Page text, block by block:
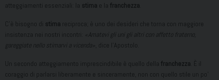
atteggiamenti essenziali: la stima e la franchezza
C’è bisogno di stima reciproca; è uno dei desideri che torna con maggiore
insistenza nei nostri incontri:
«Amatevi gli uni gli altri con affetto fraterno,
gareggiate nello stimarvi a vicenda» , dice l’Apostolo.
Un secondo atteggiamento imprescindibile è quello della franchezza . È il
coraggio di parlarsi liberamente e sinceramente, non con quello stile un po’